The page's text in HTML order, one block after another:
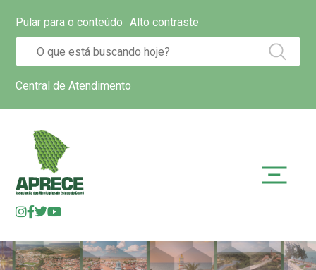
Pular para o conteúdo Alto contraste
Central de Atendimento